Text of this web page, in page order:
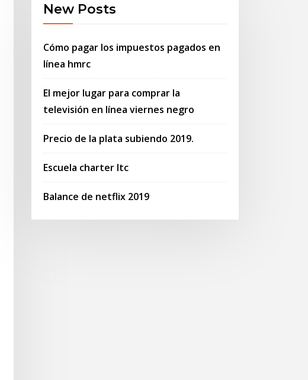
New Posts
Cómo pagar los impuestos pagados en
línea hmrc
El mejor lugar para comprar la
televisión en línea viernes negro
Precio de la plata subiendo 2019.
Escuela charter ltc
Balance de netflix 2019